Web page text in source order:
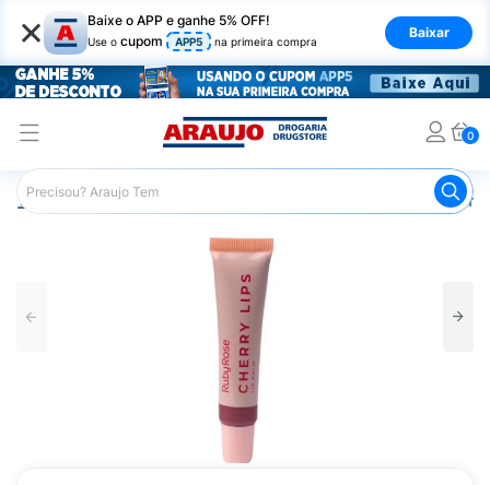
× Baixe o APP e ganhe 5% OFF!
Use o cupom APP5 na primeira compra
Baixar
0
Araujo Maquiagem Lip Balm